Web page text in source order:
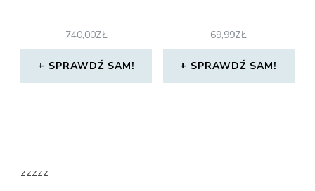
740,00ZŁ
SPRAWDŹ SAM!
69,99ZŁ
SPRAWDŹ SAM!
zzzzz